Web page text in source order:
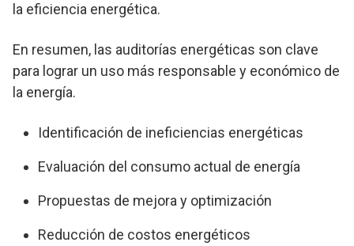
la eficiencia energética.
En resumen, las auditorías energéticas son clave
para lograr un uso más responsable y económico de
la energía.
Identificación de ineficiencias energéticas
Evaluación del consumo actual de energía
Propuestas de mejora y optimización
Reducción de costos energéticos